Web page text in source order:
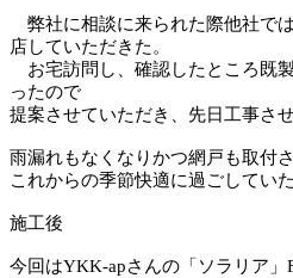
弊社に相談に来られた際他社で
店していただきた。
お宅訪問し、確認したところ既
ったので
提案させていただき、先日工事さ
雨漏れもなくなりかつ網戸も取付
これからの季節快適に過ごしてい
施工後
今回はYKK-apさんの「ソラリア」